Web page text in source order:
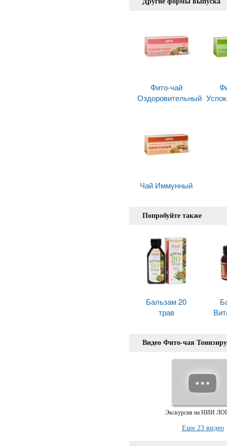
Фито-чай
Оздоровительный
Чай Иммунный
Попробуйте также
Бальзам 20
трав
Видео Фито-чая
Экскурсия на НИИ
Еще 23 видео